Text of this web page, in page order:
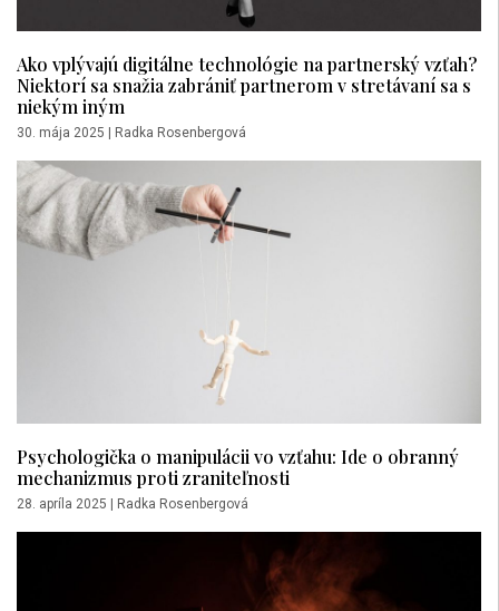
Ako vplývajú digitálne technológie na partnerský vzťah?
Niektorí sa snažia zabrániť partnerom v stretávaní sa s
niekým iným
30. mája 2025 Radka Rosenbergová
Psychologička o manipulácii vo vzťahu: Ide o obranný
mechanizmus proti zraniteľnosti
28. apríla 2025 Radka Rosenbergová